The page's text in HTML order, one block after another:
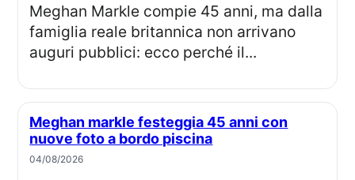
Meghan Markle compie 45 anni, ma dalla
famiglia reale britannica non arrivano
auguri pubblici: ecco perché il...
Meghan markle festeggia 45 anni con
nuove foto a bordo piscina
04/08/2026